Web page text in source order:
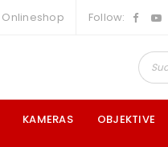
Onlineshop Follow:
KAMERAS OBJEKTIVE